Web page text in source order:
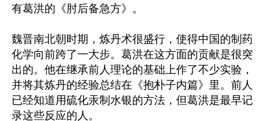
有葛洪的《肘后备急方》。
魏晋南北朝时期，炼丹术很盛行，使得中国的制药
化学向前跨了一大步。葛洪在这方面的贡献是很突
出的。他在继承前人理论的基础上作了不少实验，
并将其炼丹的经验总结在《抱朴子内篇》里。前人
已经知道用硫化汞制水银的方法，但葛洪是最早记
录这些反应的人。